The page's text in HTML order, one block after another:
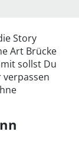
Story
Art Brücke
sollst Du